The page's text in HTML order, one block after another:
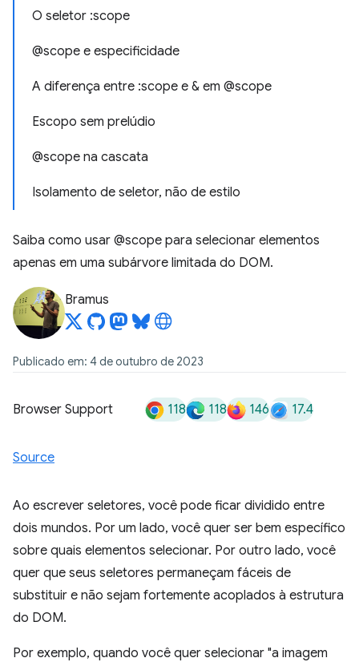
O seletor :scope
@scope e especificidade
A diferença entre :scope e & em @scope
Escopo sem prelúdio
@scope na cascata
Isolamento de seletor, não de estilo
Saiba como usar @scope para selecionar elementos
apenas em uma subárvore limitada do DOM.
Bramus
Publicado em: 4 de outubro de 2023
Browser Support 118 118 146 17.4
Source
Ao escrever seletores, você pode ficar dividido entre
dois mundos. Por um lado, você quer ser bem específico
sobre quais elementos selecionar. Por outro lado, você
quer que seus seletores permaneçam fáceis de
substituir e não sejam fortemente acoplados à estrutura
do DOM.
Por exemplo, quando você quer selecionar "a imagem